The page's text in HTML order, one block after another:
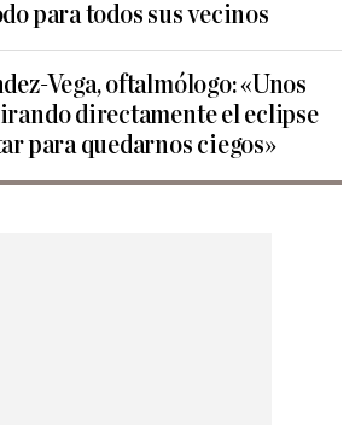
para todos sus vecinos
Vega, oftalmólogo: «Unos
directamente el eclipse
para quedarnos ciegos»